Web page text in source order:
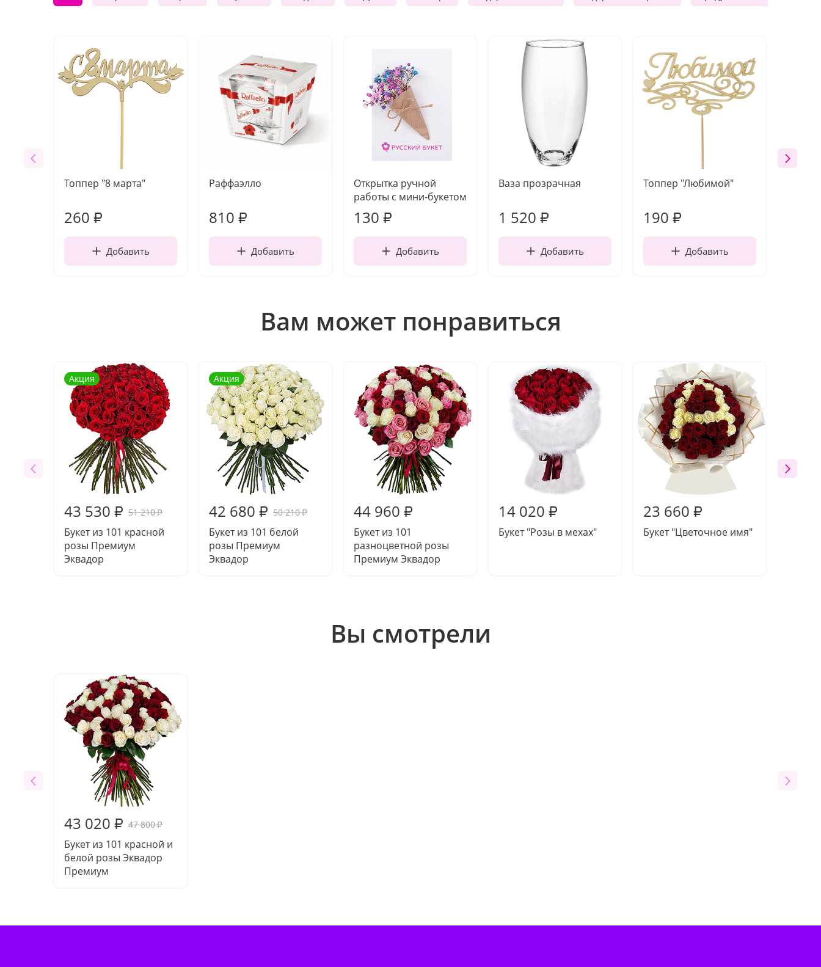
Топпер "8 марта"
260 ₽
Добавить
Раффаэлло
810 ₽
Добавить
Открытка ручной
работы с мини-букетом
130 ₽
Добавить
Ваза прозрачная
1 520 ₽
Добавить
Топпер "Любимой"
190 ₽
Добавить
Вам может понравиться
Акция
43 530 ₽ 51 210₽
Букет из 101 красной
розы Премиум
Эквадор
Акция
42 680 ₽ 50 210₽
Букет из 101 белой
розы Премиум
Эквадор
44 960 ₽
Букет из 101
разноцветной розы
Премиум Эквадор
14 020 ₽
Букет "Розы в мехах"
23 660 ₽
Букет "Цветочное имя"
Вы смотрели
43 020 ₽ 47 800₽
Букет из 101 красной и
белой розы Эквадор
Премиум